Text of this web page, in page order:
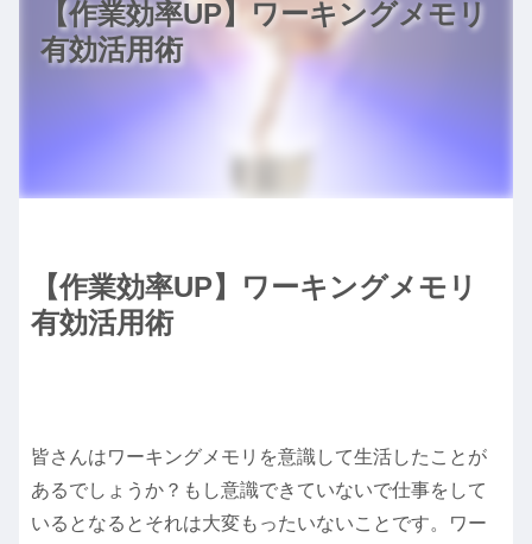
【作業効率UP】ワーキングメモリ
有効活用術
【作業効率UP】ワーキングメモリ
有効活用術
皆さんはワーキングメモリを意識して生活したことが
あるでしょうか？もし意識できていないで仕事をして
いるとなるとそれは大変もったいないことです。ワー